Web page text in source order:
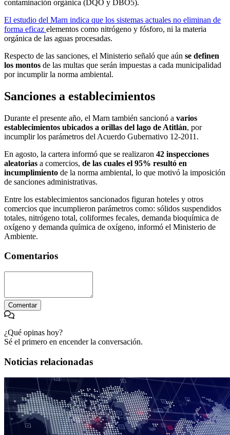
contaminación orgánica (DQO y DBO5).
El estudio del Marn indica que los sistemas actuales no eliminan de
forma eficaz elementos como nitrógeno y fósforo, ni la materia
orgánica de las aguas procesadas.
Respecto de las sanciones, el Ministerio señaló que aún se definen
los montos de las multas que serán impuestas a cada municipalidad
por incumplir la norma ambiental.
Sanciones a establecimientos
Durante el presente año, el Marn también sancionó a varios
establecimientos ubicados a orillas del lago de Atitlán, por
incumplir los parámetros del Acuerdo Gubernativo 12-2011.
En agosto, la cartera informó que se realizaron 42 inspecciones
aleatorias a comercios, de las cuales el 95% resultó en
incumplimiento de la norma ambiental, lo que motivó la imposición
de sanciones administrativas.
Entre los establecimientos sancionados figuran hoteles y otros
comercios que incumplieron parámetros como: sólidos suspendidos
totales, nitrógeno total, coliformes fecales, demanda bioquímica de
oxígeno y demanda química de oxígeno, informó el Ministerio de
Ambiente.
Comentarios
Comentar
¿Qué opinas hoy?
Sé el primero en encender la conversación.
Noticias relacionadas